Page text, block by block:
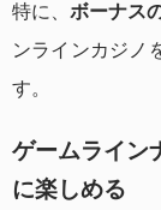
特に、ボーナス
ンラインカジノ
す。
ゲームライン
に楽しめる